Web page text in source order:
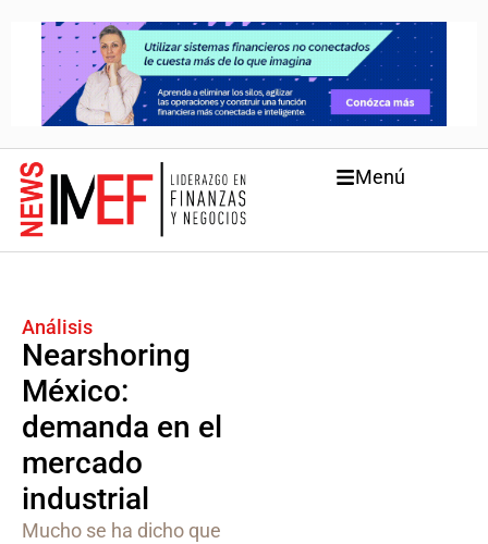
Menú
Análisis
Nearshoring
México:
demanda en el
mercado
industrial
Mucho se ha dicho que